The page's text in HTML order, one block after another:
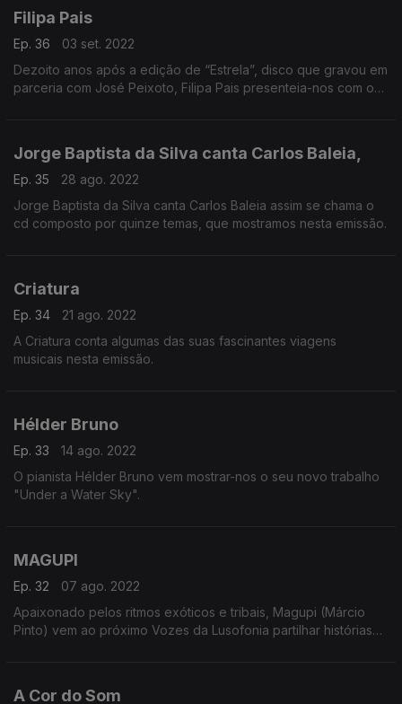
Filipa Pais
Ep. 36
03 set. 2022
Dezoito anos após a edição de “Estrela”, disco que gravou em
parceria com José Peixoto, Filipa Pais presenteia-nos com o
Jorge Baptista da Silva canta Carlos Baleia,
Ep. 35
28 ago. 2022
Jorge Baptista da Silva canta Carlos Baleia assim se chama o
cd composto por quinze temas, que mostramos nesta emissão.
Criatura
Ep. 34
21 ago. 2022
A Criatura conta algumas das suas fascinantes viagens
musicais nesta emissão.
Hélder Bruno
Ep. 33
14 ago. 2022
O pianista Hélder Bruno vem mostrar-nos o seu novo trabalho
"Under a Water Sky".
MAGUPI
Ep. 32
07 ago. 2022
Apaixonado pelos ritmos exóticos e tribais, Magupi (Márcio
Pinto) vem ao próximo Vozes da Lusofonia partilhar histórias
A Cor do Som